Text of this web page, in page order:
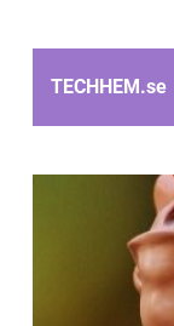
TECHHEM.se